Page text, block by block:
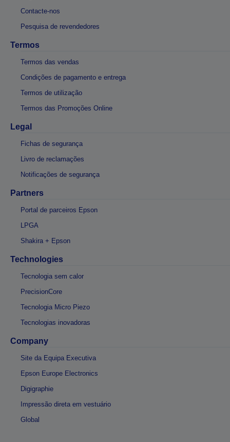
Contacte-nos
Pesquisa de revendedores
Termos
Termos das vendas
Condições de pagamento e entrega
Termos de utilização
Termos das Promoções Online
Legal
Fichas de segurança
Livro de reclamações
Notificações de segurança
Partners
Portal de parceiros Epson
LPGA
Shakira + Epson
Technologies
Tecnologia sem calor
PrecisionCore
Tecnologia Micro Piezo
Tecnologias inovadoras
Company
Site da Equipa Executiva
Epson Europe Electronics
Digigraphie
Impressão direta em vestuário
Global